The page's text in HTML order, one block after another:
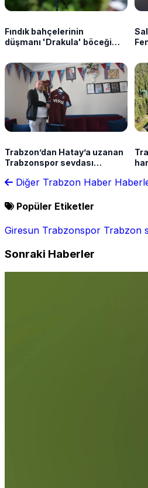
Fındık bahçelerinin
düşmanı 'Drakula' böceği
Trabzon’dan Hatay’a uzanan
Trabzonspor sevdası
Diğer Trabzon Haber
Popüler Etiketler
Giresun Trabzonspor Trabzon
Sonraki Haberler